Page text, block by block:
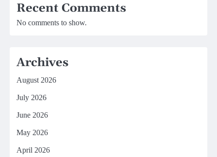
Recent Comments
No comments to show.
Archives
August 2026
July 2026
June 2026
May 2026
April 2026